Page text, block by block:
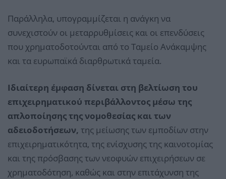
Παράλληλα, υπογραμμίζεται η ανάγκη να
συνεχιστούν οι μεταρρυθμίσεις και οι επενδύσεις
που χρηματοδοτούνται από το Ταμείο Ανάκαμψης
και τα ευρωπαϊκά διαρθρωτικά ταμεία.
Ιδιαίτερη έμφαση δίνεται στη βελτίωση του
επιχειρηματικού περιβάλλοντος μέσω της
απλοποίησης της νομοθεσίας και των
αδειοδοτήσεων, της μείωσης των εμποδίων στην
επιχειρηματικότητα, της ενίσχυσης της καινοτομίας
και της πρόσβασης των νεοφυών επιχειρήσεων σε
χρηματοδότηση, καθώς και στην επιτάχυνση της